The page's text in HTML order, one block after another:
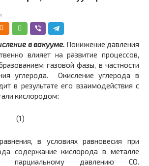
в вакууме. Понижение давления
влияет на развитие процессов,
газовой фазы, в частности
углерода. Окисление углерода в
в результате его взаимодействия с
кислородом:
(1)
в условиях равновесия при
содержание кислорода в металле
парциальному давлению СО.